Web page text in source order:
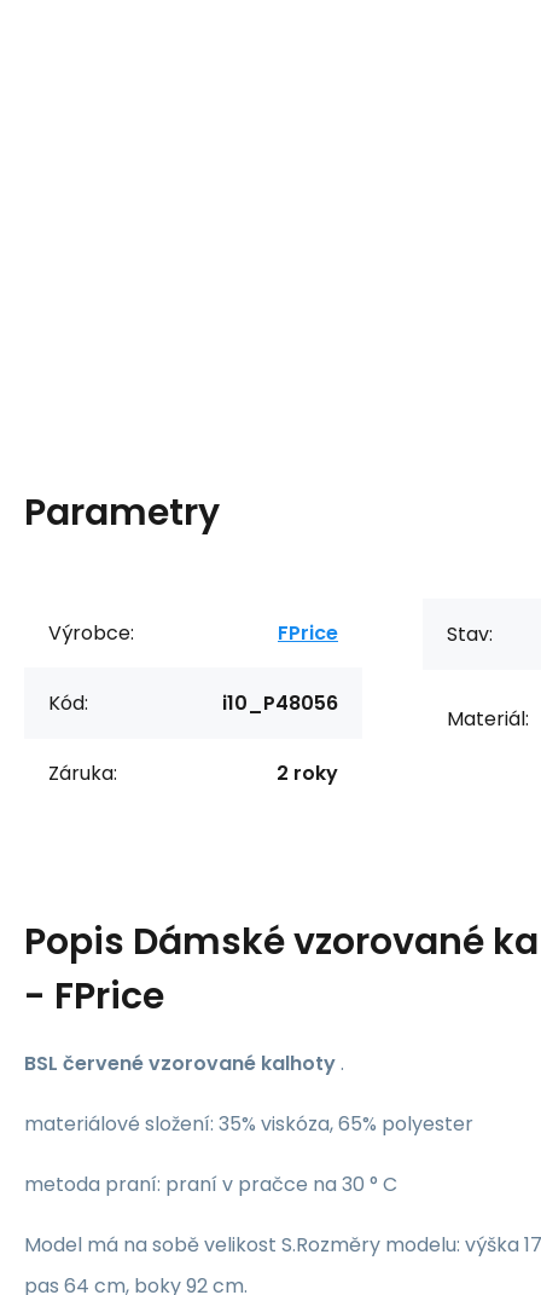
Parametry
Výrobce: FPrice
Kód: i10_P48056
Záruka: 2 roky
Stav:
Materiál:
Popis Dámské vzorované
- FPrice
BSL červené vzorované kalhoty.
materiálové složení: 35% viskóza, 65% polyester
metoda praní: praní v pračce na 30 ° C
Model má na sobě velikost S.Rozměry modelu: výška
pas 64 cm, boky 92 cm.